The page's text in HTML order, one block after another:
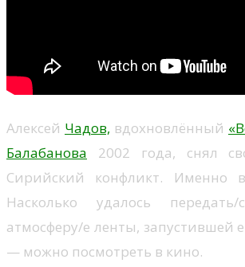
Алексей Чадов, вдохновлённый
Балабанова 2002 года, снял
Сирийский конфликт. Именно
Насколько удалось передать/
атмосферу/е ленты, запустившей
— можно посмотреть в кино.